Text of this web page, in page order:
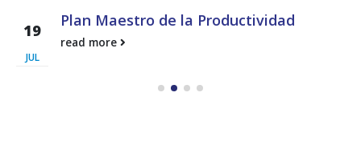
19
JUL
Plan Maestro de la Productividad
read more